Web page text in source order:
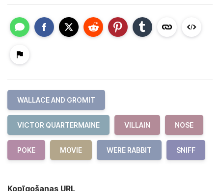
WALLACE AND GROMIT
VICTOR QUARTERMAINE VILLAIN NOSE
POKE MOVIE WERE RABBIT SNIFF
Kopīgošanas URL